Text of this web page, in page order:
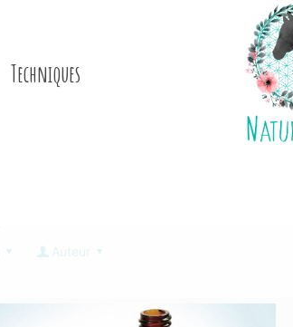
Techniques
Auteur